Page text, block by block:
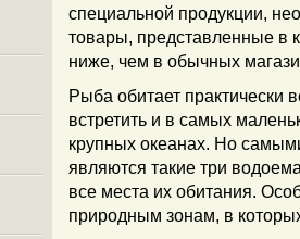
специальной продукции,
товары, представленные в
ниже, чем в обычных
Рыба обитает практически
встретить и в самых
крупных океанах. Но
являются такие три
все места их обитания.
природным зонам, в